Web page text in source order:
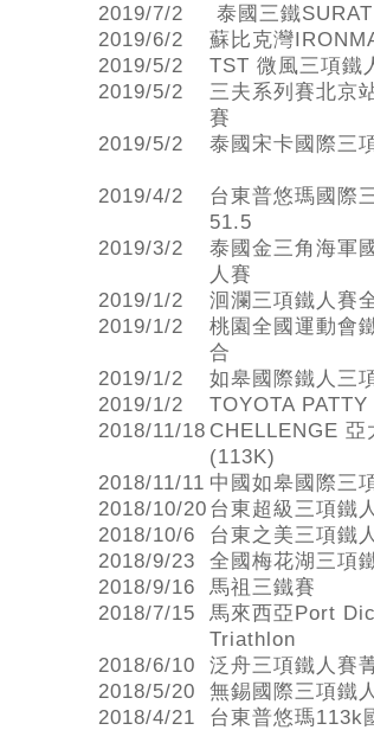
2019/7/2
泰國三鐵SURAT
2019/6/2
蘇比克灣
2019/5/2
TST 微風三項鐵
2019/5/2
三夫系列賽北京
賽
2019/5/2 泰國宋卡國際三
2019/4/2
台東普悠瑪國際
51.5
2019/3/2
泰國金三角海軍
人賽
2019/1/2 洄瀾三項鐵人賽
2019/1/2
桃園全國運動會
合
2019/1/2 如皋國際鐵人三
2019/1/2
TOYOTA PATTY
2018/11/18 CHELLENGE 亞
(113K)
2018/11/11 中國如皋國際三
2018/10/20 台東超級三項鐵
2018/10/6
台東之美三項鐵
2018/9/23
全國梅花湖三項
2018/9/16
馬祖三鐵賽
2018/7/15
馬來西亞Port
Triathlon
2018/6/10 泛舟三項鐵人賽
2018/5/20
無錫國際三項鐵
2018/4/21
台東普悠瑪113k